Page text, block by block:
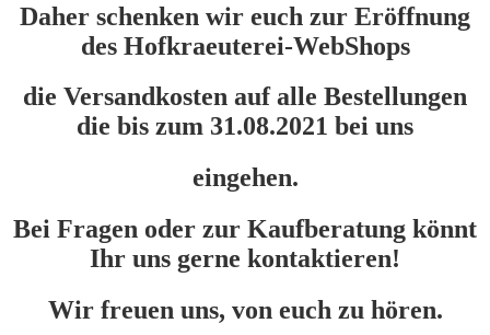
Daher schenken wir euch zur Eröffnung
des Hofkraeuterei-WebShops
die Versandkosten auf alle Bestellungen
die bis zum 31.08.2021 bei uns
eingehen.
Bei Fragen oder zur Kaufberatung könnt
Ihr uns gerne kontaktieren!
Wir freuen uns, von euch zu hören.